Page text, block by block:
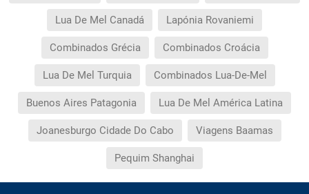
Lua De Mel Canadá Lapónia Rovaniemi
Combinados Grécia Combinados Croácia
Lua De Mel Turquia Combinados Lua-De-Mel
Buenos Aires Patagonia Lua De Mel América Latina
Joanesburgo Cidade Do Cabo Viagens Baamas
Pequim Shanghai